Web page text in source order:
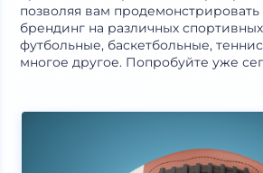
позволяя вам
брендинг на различных спортивных
футбольные, баскетбольные,
многое другое. Попробуйте уже